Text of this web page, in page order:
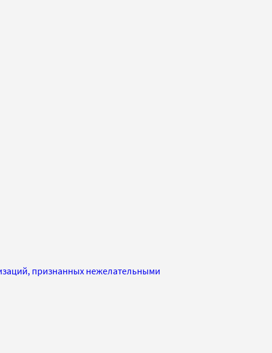
признанных нежелательными